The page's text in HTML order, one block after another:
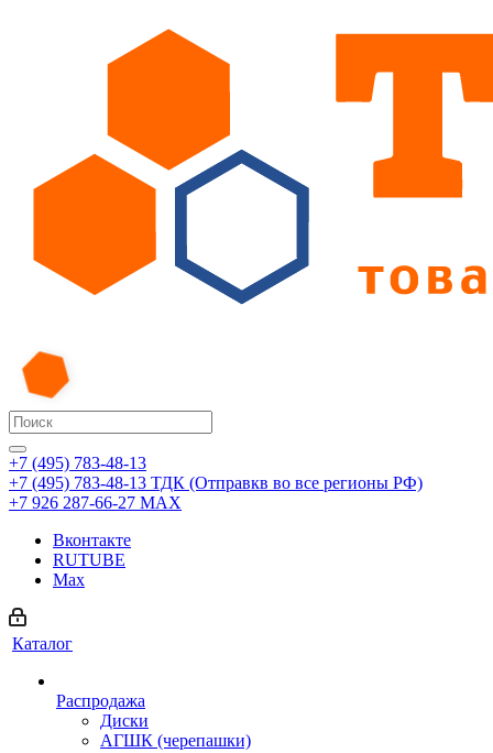
+7 (495) 783-48-13
+7 (495) 783-48-13 ТДК (Отправкв во все регионы РФ)
+7 926 287-66-27 МАХ
Вконтакте
RUTUBE
Max
Каталог
Распродажа
Диски
АГШК (черепашки)